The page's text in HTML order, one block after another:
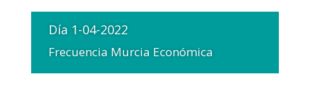
Día 1-04-2022
Frecuencia Murcia Económica